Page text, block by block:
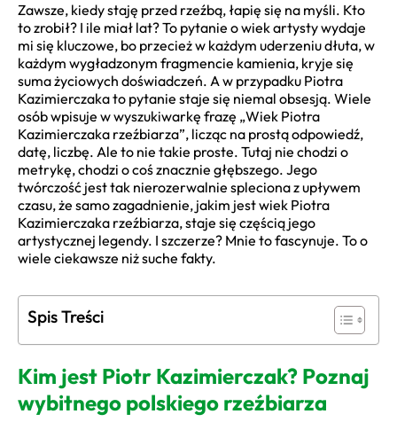
Zawsze, kiedy staję przed rzeźbą, łapię się na myśli. Kto
to zrobił? I ile miał lat? To pytanie o wiek artysty wydaje
mi się kluczowe, bo przecież w każdym uderzeniu dłuta, w
każdym wygładzonym fragmencie kamienia, kryje się
suma życiowych doświadczeń. A w przypadku Piotra
Kazimierczaka to pytanie staje się niemal obsesją. Wiele
osób wpisuje w wyszukiwarkę frazę „Wiek Piotra
Kazimierczaka rzeźbiarza”, licząc na prostą odpowiedź,
datę, liczbę. Ale to nie takie proste. Tutaj nie chodzi o
metrykę, chodzi o coś znacznie głębszego. Jego
twórczość jest tak nierozerwalnie spleciona z upływem
czasu, że samo zagadnienie, jakim jest wiek Piotra
Kazimierczaka rzeźbiarza, staje się częścią jego
artystycznej legendy. I szczerze? Mnie to fascynuje. To o
wiele ciekawsze niż suche fakty.
Spis Treści
Kim jest Piotr Kazimierczak? Poznaj
wybitnego polskiego rzeźbiarza